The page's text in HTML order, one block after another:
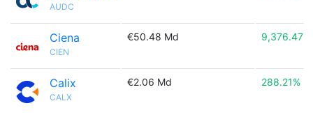
AUDC
Ciena
CIEN
€50.48 Md 9,376.47%
Calix
CALX
€2.06 Md 288.21%